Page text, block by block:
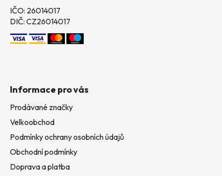
IČO: 26014017
DIČ: CZ26014017
Informace pro vás
Prodávané značky
Velkoobchod
Podmínky ochrany osobních údajů
Obchodní podmínky
Doprava a platba